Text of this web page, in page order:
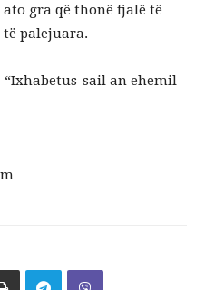
gra që thonë fjalë të
të palejuara.
sail an ehemil